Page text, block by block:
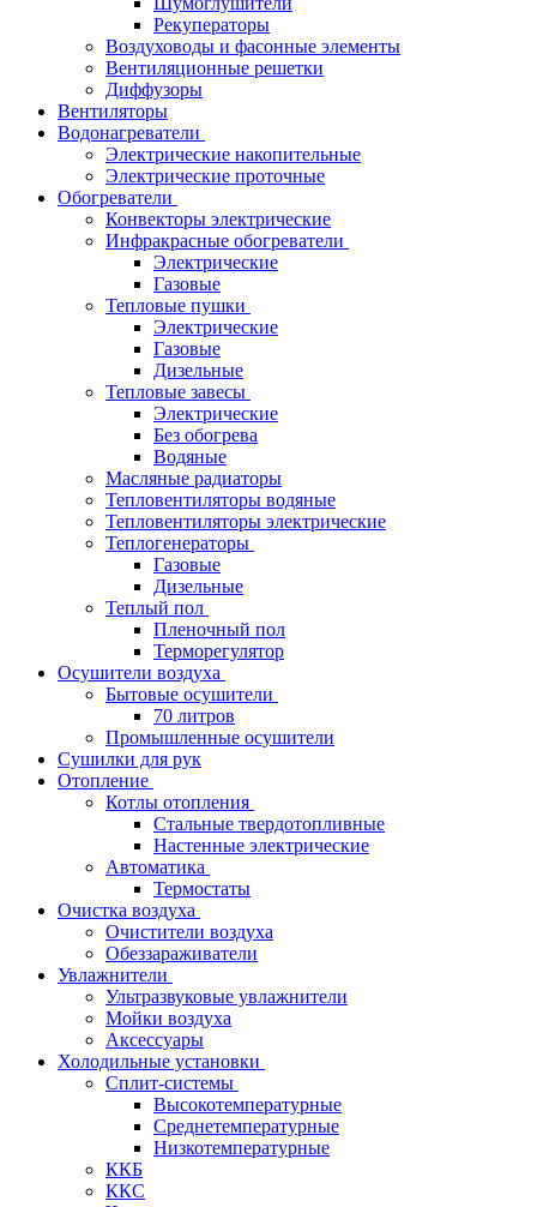
Рекуператоры
Воздуховоды и фасонные элементы
Вентиляционные решетки
Диффузоры
Вентиляторы
Водонагреватели
Электрические накопительные
Электрические проточные
Обогреватели
Конвекторы электрические
Инфракрасные обогреватели
Электрические
Газовые
Тепловые пушки
Электрические
Газовые
Дизельные
Тепловые завесы
Электрические
Без обогрева
Водяные
Масляные радиаторы
Тепловентиляторы водяные
Тепловентиляторы электрические
Теплогенераторы
Газовые
Дизельные
Теплый пол
Пленочный пол
Терморегулятор
Осушители воздуха
Бытовые осушители
70 литров
Промышленные осушители
Сушилки для рук
Отопление
Котлы отопления
Стальные твердотопливные
Настенные электрические
Автоматика
Термостаты
Очистка воздуха
Очистители воздуха
Обеззараживатели
Увлажнители
Ультразвуковые увлажнители
Мойки воздуха
Аксессуары
Холодильные установки
Сплит-системы
Высокотемпературные
Среднетемпературные
Низкотемпературные
ККБ
ККС